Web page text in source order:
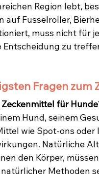
Region lebt,
auf Fusselroller,
muss nicht für
Entscheidung zu
Fragen
für
Hund, seinem
wie Spot-ons
Natürliche
den Körper,
Methoden